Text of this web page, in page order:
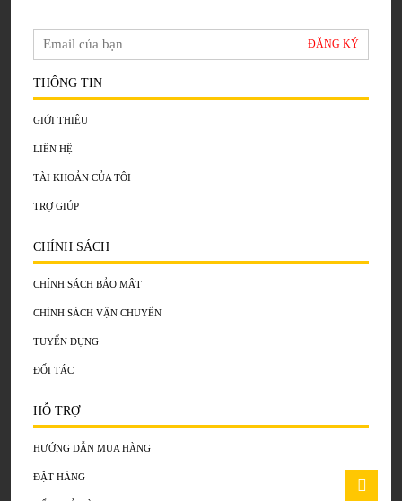
THÔNG TIN
GIỚI THIỆU
LIÊN HỆ
TÀI KHOẢN CỦA TÔI
TRỢ GIÚP
CHÍNH SÁCH
CHÍNH SÁCH BẢO MẬT
CHÍNH SÁCH VẬN CHUYỂN
TUYỂN DỤNG
ĐỐI TÁC
HỖ TRỢ
HƯỚNG DẪN MUA HÀNG
ĐẶT HÀNG